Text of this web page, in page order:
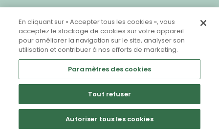
Nous contacter
Partager sur Facebook
En cliquant sur « Accepter tous les cookies », vous
acceptez le stockage de cookies sur votre appareil
pour améliorer la navigation sur le site, analyser son
utilisation et contribuer à nos efforts de marketing.
Paramètres des cookies
Tout refuser
Autoriser tous les cookies